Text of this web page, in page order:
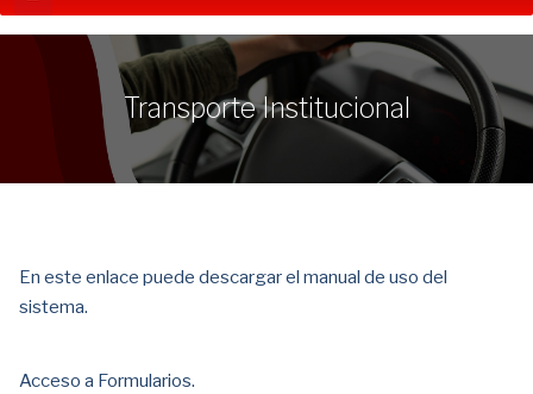
Transporte Institucional
En este enlace puede descargar el manual de uso del
sistema.
Acceso a Formularios.